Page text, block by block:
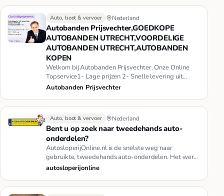
Auto, boot & vervoer Nederland
Autobanden Prijsvechter,GOEDKOPE
AUTOBANDEN UTRECHT,VOORDELIGE
AUTOBANDEN UTRECHT,AUTOBANDEN
KOPEN
Welkom bij Autobanden Prijsvechter. Onze Online
Topservice1- Lage prijzen 2- Snelle levering uit
voorraad, levertijd 1 a…
Autobanden Prijsvechter
Auto, boot & vervoer Nederland
Bent u op zoek naar tweedehands auto-
onderdelen?
AutosloperijOnline.nl is de snelste weg naar
gebruikte, tweedehands auto-onderdelen. Het werkt
heel simpel, het verplich…
autosloperijonline